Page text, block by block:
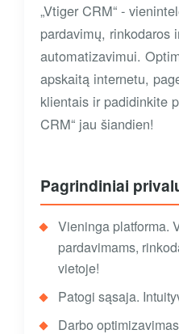
„Vtiger CRM“ -
pardavimų, rinkodaros
automatizavimui.
apskaitą internetu,
klientais ir padidinkite
CRM“ jau šiandien!
Pagrindiniai
Vieninga platforma.
pardavimams,
vietoje!
Patogi sąsaja.
Darbo